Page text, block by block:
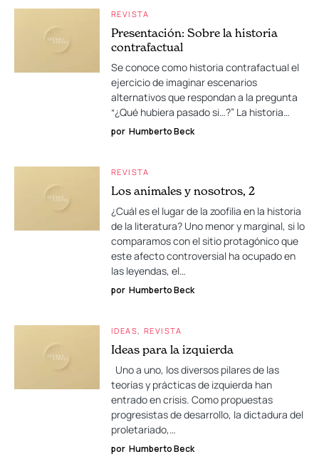
REVISTA
Presentación: Sobre la historia
contrafactual
Se conoce como historia contrafactual el
ejercicio de imaginar escenarios
alternativos que respondan a la pregunta
“¿Qué hubiera pasado si…?” La historia…
por Humberto Beck
REVISTA
Los animales y nosotros, 2
¿Cuál es el lugar de la zoofilia en la historia
de la literatura? Uno menor y marginal, si lo
comparamos con el sitio protagónico que
este afecto controversial ha ocupado en
las leyendas, el…
por Humberto Beck
IDEAS REVISTA
Ideas para la izquierda
Uno a uno, los diversos pilares de las
teorías y prácticas de izquierda han
entrado en crisis. Como propuestas
progresistas de desarrollo, la dictadura del
proletariado,…
por Humberto Beck